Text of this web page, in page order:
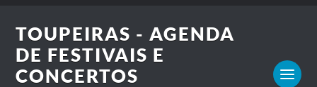
TOUPEIRAS - AGENDA
DE FESTIVAIS E
CONCERTOS